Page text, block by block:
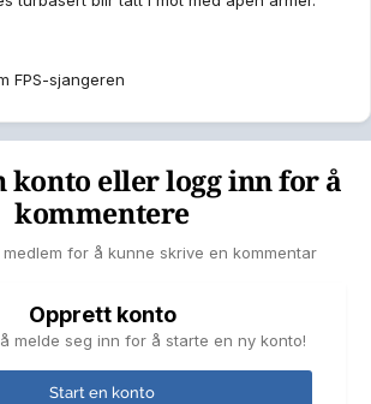
FPS-sjangeren
konto eller logg inn for å
kommentere
for å kunne skrive en kommentar
Opprett konto
melde seg inn for å starte en ny konto!
Start en konto